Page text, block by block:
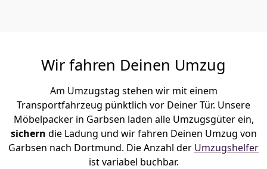
Wir fahren Deinen Umzug
Am Umzugstag stehen wir mit einem
Transportfahrzeug pünktlich vor Deiner Tür. Unsere
Möbelpacker in Garbsen laden alle Umzugsgüter ein,
sichern die Ladung und wir fahren Deinen Umzug von
Garbsen nach Dortmund. Die Anzahl der Umzugshelfer
ist variabel buchbar.